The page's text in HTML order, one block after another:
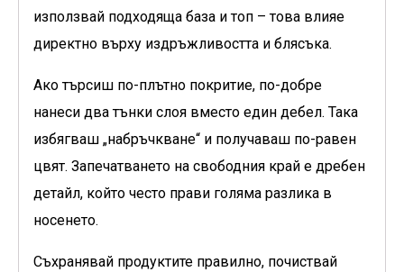
използвай подходяща база и топ – това влияе
директно върху издръжливостта и блясъка.
Ако търсиш по-плътно покритие, по-добре
нанеси два тънки слоя вместо един дебел. Така
избягваш „набръчкване“ и получаваш по-равен
цвят. Запечатването на свободния край е дребен
детайл, който често прави голяма разлика в
носенето.
Съхранявай продуктите правилно, почиствай